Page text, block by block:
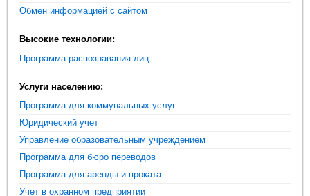
Обмен информацией с сайтом
Высокие технологии:
Программа распознавания лиц
Услуги населению:
Программа для коммунальных услуг
Юридический учет
Управление образовательным учреждением
Программа для бюро переводов
Программа для аренды и проката
Учет в охранном предприятии